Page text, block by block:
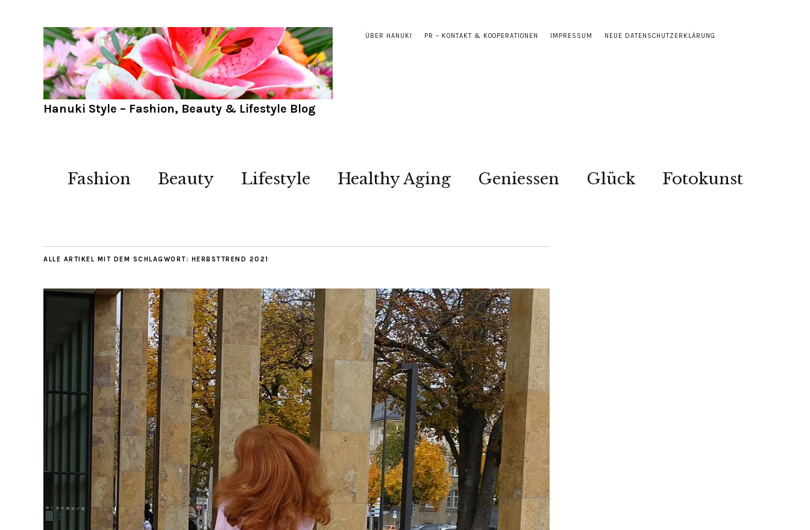
ÜBER HANUKI PR – KONTAKT & KOOPERATIONEN IMPRESSUM NEUE DATENSCHUTZERKLÄRUNG
Hanuki Style – Fashion, Beauty & Lifestyle Blog
Fashion Beauty Lifestyle Healthy Aging Geniessen Glück Fotokunst
ALLE ARTIKEL MIT DEM SCHLAGWORT: HERBSTTREND 2021